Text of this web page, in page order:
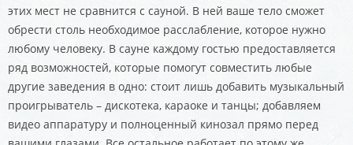
этих мест не сравнится с сауной. В ней ваше тело сможет
обрести столь необходимое расслабление, которое нужно
любому человеку. В сауне каждому гостью предоставляется
ряд возможностей, которые помогут совместить любые
другие заведения в одно: стоит лишь добавить музыкальный
проигрыватель – дискотека, караоке и танцы; добавляем
видео аппаратуру и полноценный кинозал прямо перед